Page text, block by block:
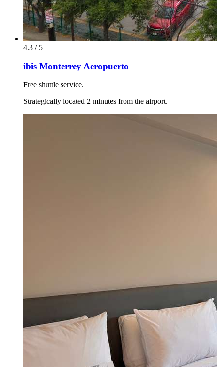
4.3 / 5
ibis Monterrey Aeropuerto
Free shuttle service.
Strategically located 2 minutes from the airport.